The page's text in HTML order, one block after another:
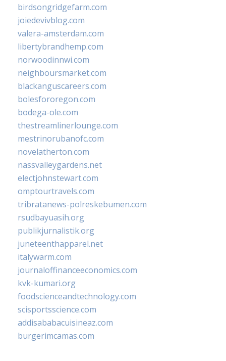
birdsongridgefarm.com
joiedevivblog.com
valera-amsterdam.com
libertybrandhemp.com
norwoodinnwi.com
neighboursmarket.com
blackanguscareers.com
bolesfororegon.com
bodega-ole.com
thestreamlinerlounge.com
mestrinorubanofc.com
novelatherton.com
nassvalleygardens.net
electjohnstewart.com
omptourtravels.com
tribratanews-polreskebumen.com
rsudbayuasih.org
publikjurnalistik.org
juneteenthapparel.net
italywarm.com
journaloffinanceeconomics.com
kvk-kumari.org
foodscienceandtechnology.com
scisportsscience.com
addisababacuisineaz.com
burgerimcamas.com